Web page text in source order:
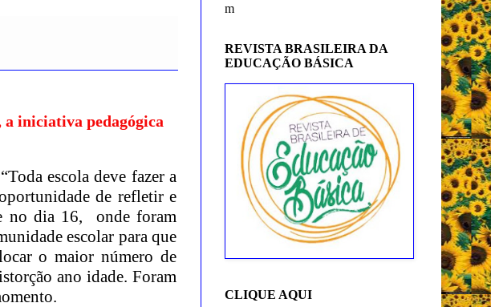
a iniciativa pedagógica
escola deve fazer a
de refletir e
no dia 16, onde foram
escolar para que
o maior número de
ano idade. Foram
m
REVISTA BRASILEIRA DA
EDUCAÇÃO BÁSICA
CLIQUE AQUI